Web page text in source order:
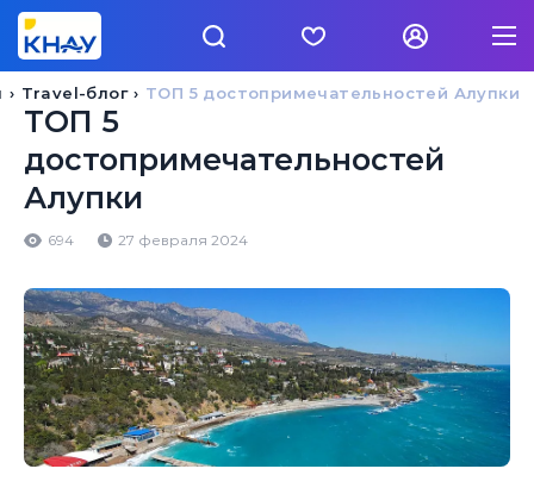
ТОП 5 достопримечательностей Алупки
Travel-блог
ТОП 5
достопримечательностей
Алупки
694 27 февраля 2024